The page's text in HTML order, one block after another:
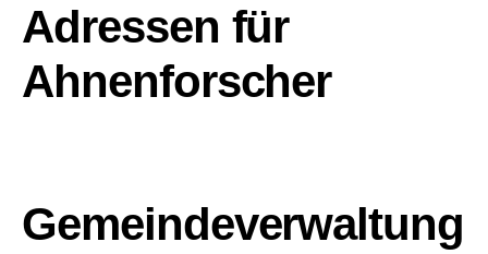
Adressen für
Ahnenforscher
Gemeindeverwaltung